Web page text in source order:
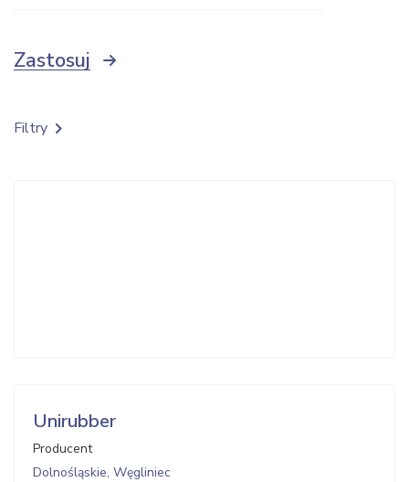
Zastosuj
Unirubber
Producent
Dolnośląskie, Węgliniec
Filtry